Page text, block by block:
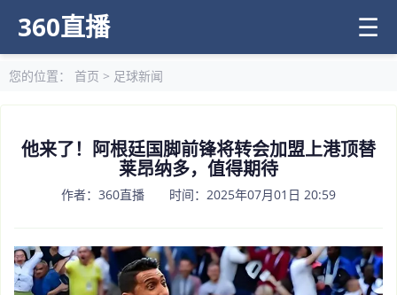
360直播 ☰
您的位置： 首页 > 足球新闻
他来了！阿根廷国脚前锋将转会加盟上港顶替
莱昂纳多，值得期待
作者：360直播 时间：2025年07月01日 20:59